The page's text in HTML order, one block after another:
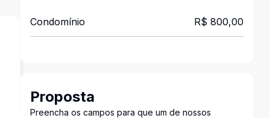
Condomínio R$ 800,00
Proposta
Preencha os campos para que um de nossos